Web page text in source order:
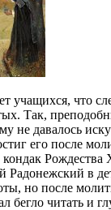
учащихся, что
Так,
не давалось
его после
Рождества
Радонежский в
но после
бегло читать и